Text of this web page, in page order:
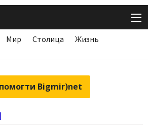
Мир Столица
Жизнь
Bigmir)net